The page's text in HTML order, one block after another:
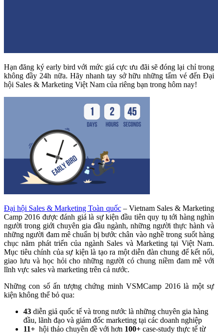
Hạn đăng ký early bird với mức giá cực ưu đãi sẽ đóng lại chỉ trong
không đầy 24h nữa. Hãy nhanh tay sở hữu những tấm vé đến Đại
hội Sales & Marketing Việt Nam của riêng bạn trong hôm nay!
Đại hội Sales & Marketing Toàn quốc– Vietnam Sales & Marketing
Camp 2016 được đánh giá là sự kiện đầu tiên quy tụ tới hàng nghìn
người trong giới chuyên gia đầu ngành, những người thực hành và
những người đam mê chuẩn bị bước chân vào nghề trong suốt hàng
chục năm phát triển của ngành Sales và Marketing tại Việt Nam.
Mục tiêu chính của sự kiện là tạo ra một diễn đàn chung để kết nối,
giao lưu và học hỏi cho những người có chung niềm đam mê với
lĩnh vực sales và marketing trên cả nước.
Những con số ấn tượng chứng minh VSMCamp 2016 là một sự
kiện không thể bỏ qua:
43 diễn giả quốc tế và trong nước là những chuyên gia hàng
đầu, lãnh đạo và giám đốc marketing tại các doanh nghiệp
11+ hội thảo chuyên đề với hơn 100+ case-study thực tế từ